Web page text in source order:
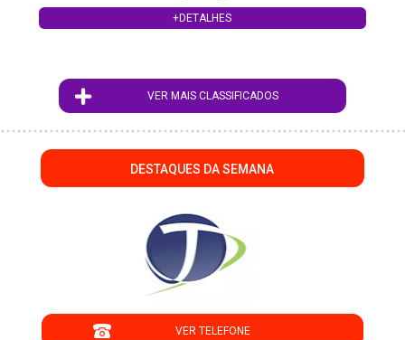
+DETALHES
VER MAIS CLASSIFICADOS
DESTAQUES DA SEMANA
VER TELEFONE